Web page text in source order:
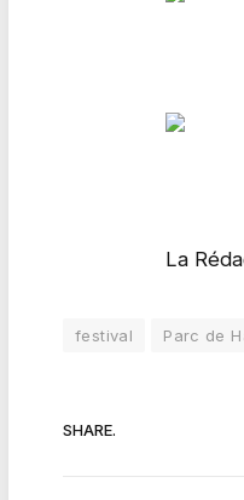
La
festival Parc de
SHARE.